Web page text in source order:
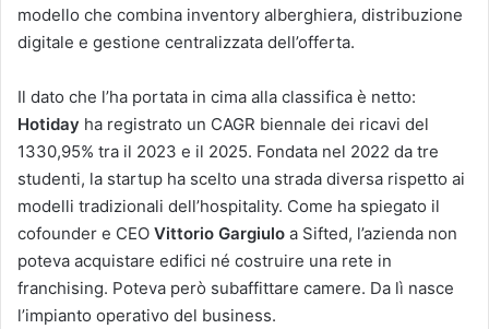
modello che combina inventory alberghiera, distribuzione
digitale e gestione centralizzata dell’offerta.
Il dato che l’ha portata in cima alla classifica è netto:
Hotiday ha registrato un CAGR biennale dei ricavi del
1330,95% tra il 2023 e il 2025. Fondata nel 2022 da tre
studenti, la startup ha scelto una strada diversa rispetto ai
modelli tradizionali dell’hospitality. Come ha spiegato il
cofounder e CEO Vittorio Gargiulo a Sifted, l’azienda non
poteva acquistare edifici né costruire una rete in
franchising. Poteva però subaffittare camere. Da lì nasce
l’impianto operativo del business.